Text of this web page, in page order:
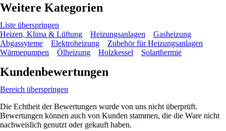
Weitere Kategorien
Liste überspringen
Heizen, Klima & Lüftung
Heizungsanlagen
Gasheizung
Abgassyteme
Elektroheizung
Zubehör für Heizungsanlagen
Wärmepumpen
Ölheizung Holzkessel Solarthermie
Kundenbewertungen
Bereich überspringen
Die Echtheit der Bewertungen wurde von uns nicht überprüft.
Bewertungen können auch von Kunden stammen, die die Ware nicht
nachweislich genutzt oder gekauft haben.